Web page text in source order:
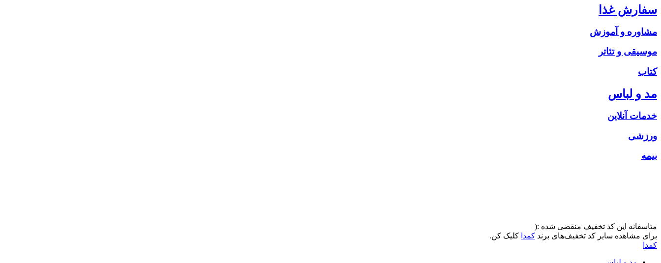
سفارش غذا
مشاوره و آموزش
موسیقی و تئاتر
کتاب
مد و لباس
خدمات آنلاین
ورزشی
بیمه
متاسفانه این کد تخفیف منقضی شده :(
برای مشاهده سایر کد تخفیف‌های برند کمدا کلیک کن.
کمدا